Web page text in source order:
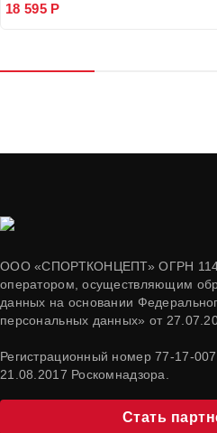
18 595 Р
ООО «СПОРТКОНЦЕПТ» ОГРН
оператором, осуществляющим
данных на основании
персональных данных» от
Регистрационный номер 77-17-
21.08.2017 Роскомнадзора.
Стать